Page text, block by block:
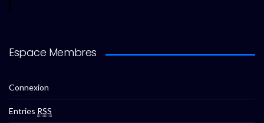
Espace Membres
Connexion
Entries RSS